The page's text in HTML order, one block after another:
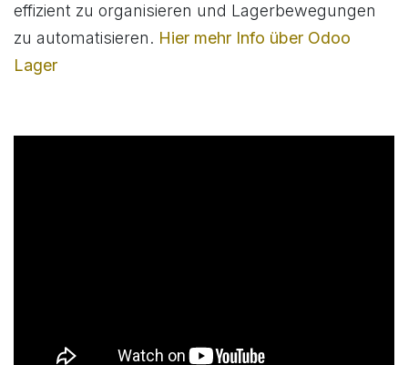
effizient zu organisieren und Lagerbewegungen
zu automatisieren. Hier mehr Info über Odoo
Lager